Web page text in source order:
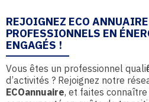
REJOIGNEZ ECO
PROFESSIONNELS EN
ENGAGÉS !
Vous êtes un professionnel
d’activités ? Rejoignez notre
ECOannuaire, et faites